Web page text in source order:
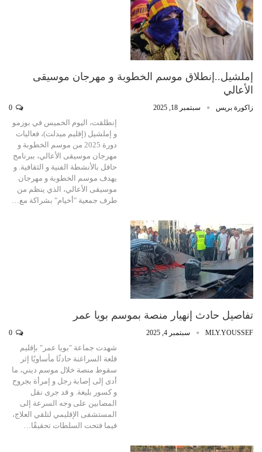
إملشيل..إنطلاق موسم الخطوبة و مهرجان موسيقى
الأعالي
زاكورة بريس سبتمبر 18, 2025
إنطلقت، اليوم الخميس في بوزمو
و إملشيل (إقليم ميدلت)، فعاليات
دورة 2025 من موسم الخطوبة و
مهرجان موسيقى الأعالي، ببرنامج
حافل بالأنشطة الفنية و الثقافية. و
يهدف موسم الخطوبة و مهرجان
موسيقى الأعالي، الذي ينظم من
طرف جمعية "أخيام" بشراكة مع…
تفاصيل حادث إنهيار منصة بموسم بويا عمر
MLY.YOUSSEF سبتمبر 4, 2025
شهدت جماعة "بويا عمر" بإقليم
قلعة السراغنة حادثًا مأساويًا إثر
سقوط منصة خلال موسم ديني، ما
أدى إلى إصابة رجل و إمرأة بجروح
و كسور بليغة. و قد جرى نقل
المصابين على وجه السرعة إلى
المستشفى الإقليمي لتلقي العلاج،
فيما فتحت السلطات تحقيقًا…